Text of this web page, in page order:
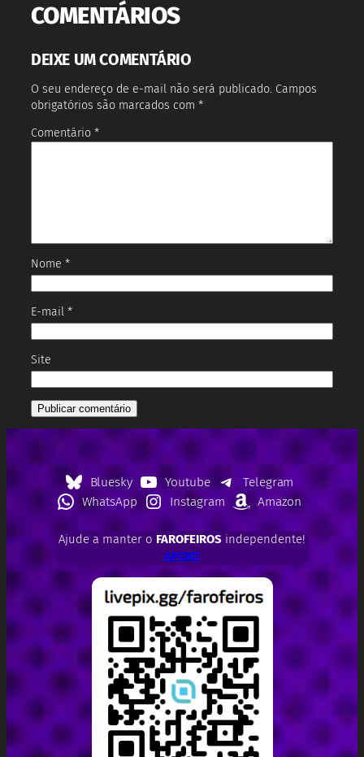
COMENTÁRIOS
DEIXE UM COMENTÁRIO
O seu endereço de e-mail não será publicado. Campos
obrigatórios são marcados com *
Comentário *
Nome *
E-mail *
Site
Bluesky Youtube
Telegram
WhatsApp
Instagram Amazon
Ajude a manter o FAROFEIROSindependente!
APOIE!